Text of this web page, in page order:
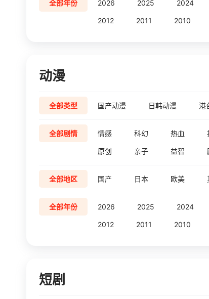
全部年份 2026 2025 2024
2012 2011 2010
动漫
全部类型 国产动漫 日韩动漫 港
全部剧情 情感 科幻 热血
原创 亲子 益智
全部地区 国产 日本 欧美
全部年份 2026 2025 2024
2012 2011 2010
短剧